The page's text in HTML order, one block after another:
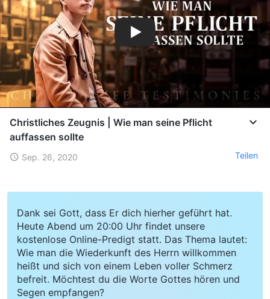
Christliches Zeugnis | Wie man seine Pflicht
auffassen sollte
Sep. 26, 2020 Teilen
Dank sei Gott, dass Er dich hierher geführt hat.
Heute Abend um 20:00 Uhr findet unsere
kostenlose Online-Predigt statt. Das Thema lautet:
Wie man die Wiederkunft des Herrn willkommen
heißt und sich von einem Leben voller Schmerz
befreit. Möchtest du die Worte Gottes hören und
Segen empfangen?